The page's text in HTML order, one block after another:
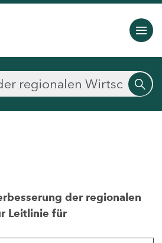
der regionalen
Leitlinie für